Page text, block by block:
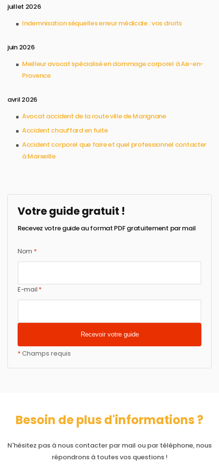
juillet 2026
Indemnisation séquelles erreur médicale : vos droits
juin 2026
Meilleur avocat spécialisé en dommage corporel à Aix-en-
Provence
avril 2026
Avocat accident de la route ville de Marignane
Accident chauffard en fuite
Accident corporel que faire et quel professionnel contacter
à Marseille
Votre guide gratuit !
Recevez votre guide au format PDF gratuitement par mail
Nom *
E-mail *
*Champs requis
Besoin de plus d'informations ?
N'hésitez pas à nous contacter par mail ou par téléphone, nous
répondrons à toutes vos questions !